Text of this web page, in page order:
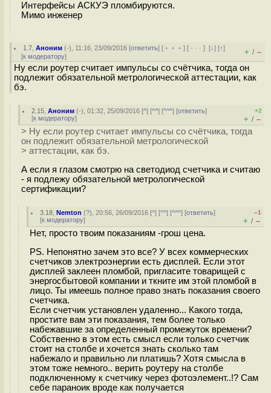
Интерфейсы АСКУЭ пломбируются.
Мимо инженер
1.7 ,Аноним (-), 11:16, 23/09/2016 [ответить] [ ﹢﹢﹢] [ · · ·][↓] [↑]
[к модератору] + / –
Ну если роутер считает импульсы со счётчика, тогда он
подлежит обязательной метрологической аттестации, как
бэ.
2.15 ,Аноним (-), 01:32, 25/09/2016 [^] [^^] [^^^] [ответить]
[к модератору]
+2
+ / –
> Ну если роутер считает импульсы со счётчика, тогда
он подлежит обязательной метрологической
> аттестации, как бэ.
А если я глазом смотрю на светодиод счетчика и считаю
- я подлежу обязательной метрологической
сертификации?
3.18 ,Nemton (?), 20:56, 26/09/2016 [^] [^^] [^^^] [ответить]
[к модератору]
–1
+ / –
Нет, просто твоим показаниям -грош цена.
PS. Непонятно зачем это все? У всех коммерческих
счетчиков электроэнергии есть дисплей. Если этот
дисплей заклеен пломбой, пригласите товарищей с
энергосбытовой компании и ткните им этой пломбой в
лицо. Ты имеешь полное право знать показания своего
счетчика.
Если счетчик установлен удаленно... Какого тогда,
простите вам эти показания, тем более только
набежавшие за определенный промежуток времени?
Собственно в этом есть смысл если только счетчик
стоит на столбе и хочется знать сколько там
набежало и правильно ли платишь? Хотя смысла в
этом тоже немного.. верить роутеру на столбе
подключенному к счетчику через фотоэлемент..!? Сам
себе параноик вроде как получается